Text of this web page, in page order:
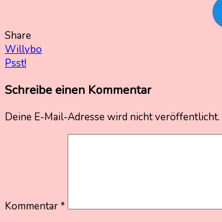
Share
Beitragsnavigation
Willybo
Psst!
Schreibe einen Kommentar
Deine E-Mail-Adresse wird nicht veröffentlicht.
Kommentar*